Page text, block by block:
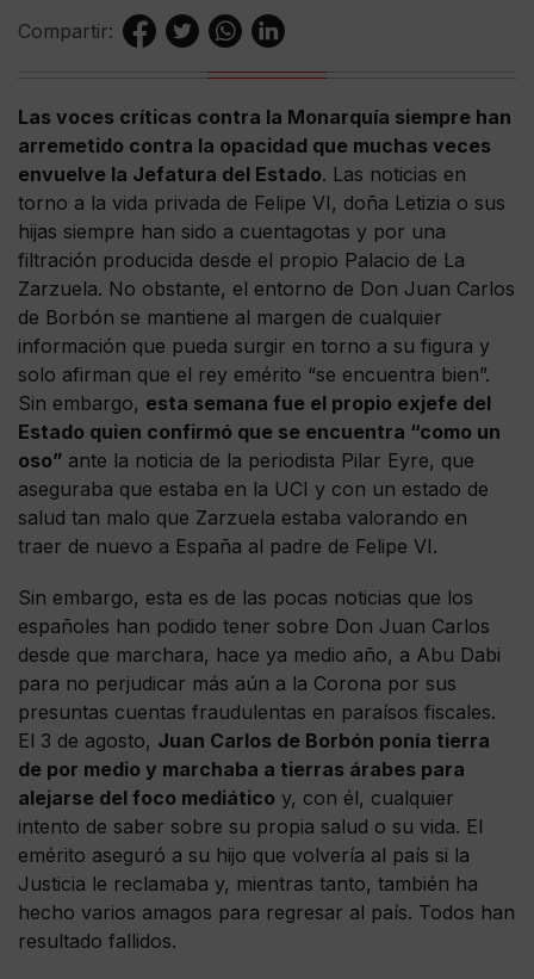
Compartir:
Las voces críticas contra la Monarquía siempre han
arremetido contra la opacidad que muchas veces
envuelve la Jefatura del Estado. Las noticias en
torno a la vida privada de Felipe VI, doña Letizia o sus
hijas siempre han sido a cuentagotas y por una
filtración producida desde el propio Palacio de La
Zarzuela. No obstante, el entorno de Don Juan Carlos
de Borbón se mantiene al margen de cualquier
información que pueda surgir en torno a su figura y
solo afirman que el rey emérito “se encuentra bien”.
Sin embargo, esta semana fue el propio exjefe del
Estado quien confirmó que se encuentra “como un
oso” ante la noticia de la periodista Pilar Eyre, que
aseguraba que estaba en la UCI y con un estado de
salud tan malo que Zarzuela estaba valorando en
traer de nuevo a España al padre de Felipe VI.
Sin embargo, esta es de las pocas noticias que los
españoles han podido tener sobre Don Juan Carlos
desde que marchara, hace ya medio año, a Abu Dabi
para no perjudicar más aún a la Corona por sus
presuntas cuentas fraudulentas en paraísos fiscales.
El 3 de agosto, Juan Carlos de Borbón ponía tierra
de por medio y marchaba a tierras árabes para
alejarse del foco mediático y, con él, cualquier
intento de saber sobre su propia salud o su vida. El
emérito aseguró a su hijo que volvería al país si la
Justicia le reclamaba y, mientras tanto, también ha
hecho varios amagos para regresar al país. Todos han
resultado fallidos.